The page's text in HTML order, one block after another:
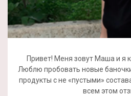
Привет! Меня зовут Маша и я
Люблю пробовать новые
продукты с не «пустыми»
всем этом